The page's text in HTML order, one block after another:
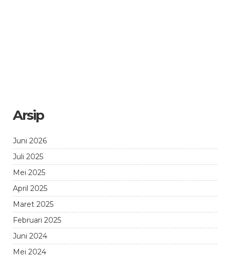
Arsip
Juni 2026
Juli 2025
Mei 2025
April 2025
Maret 2025
Februari 2025
Juni 2024
Mei 2024